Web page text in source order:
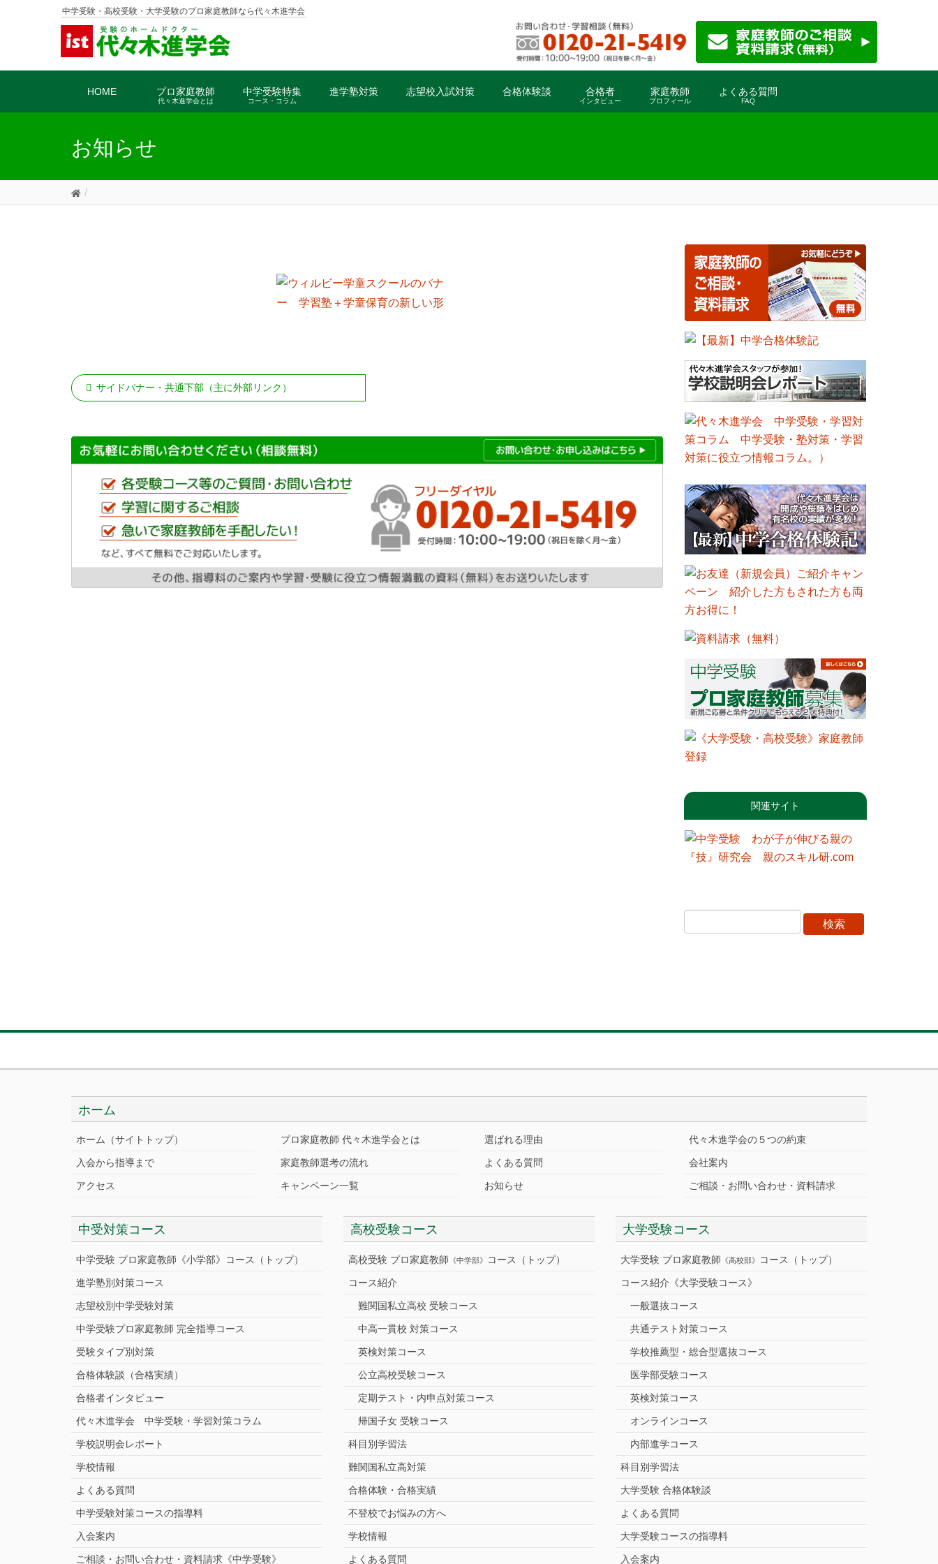
中学受験・高校受験・大学受験のプロ家庭教師なら代々木進学会
HOME プロ家庭教師
代々木進学会とは
中学受験特集
コース・コラム
進学塾対策 志望校入試対策 合格体験談 合格者
インタビュー
家庭教師
プロフィール
よくある質問
FAQ
お知らせ
サイドバナー・共通下部（主に外部リンク）
関連サイト
ホーム
ホーム（サイトトップ） プロ家庭教師 代々木進学会とは 選ばれる理由 代々木進学会の５つの約束
入会から指導まで 家庭教師選考の流れ よくある質問 会社案内
アクセス キャンペーン一覧 お知らせ ご相談・お問い合わせ・資料請求
中受対策コース
中学受験 プロ家庭教師《小学部》 コース （トップ）
進学塾別対策コース
志望校別中学受験対策
中学受験プロ家庭教師 完全指導コース
受験タイプ別対策
合格体験談（合格実績）
合格者インタビュー
代々木進学会 中学受験・学習対策コラム
学校説明会レポート
学校情報
よくある質問
中学受験対策コースの指導料
入会案内
ご相談・お問い合わせ・資料請求《中学受験》
高校受験コース
高校受験 プロ家庭教師 《中学部》 コース（トップ）
コース紹介
難関国私立高校 受験コース
中高一貫校 対策コース
英検対策コース
公立高校受験コース
定期テスト・内申点対策コース
帰国子女 受験コース
科目別学習法
難関国私立高対策
合格体験・合格実績
不登校でお悩みの方へ
学校情報
よくある質問
大学受験コース
大学受験 プロ家庭教師 《高校部》 コース（トップ）
コース紹介《大学受験コース》
一般選抜コース
共通テスト対策コース
学校推薦型・総合型選抜コース
医学部受験コース
英検対策コース
オンラインコース
内部進学コース
科目別学習法
大学受験 合格体験談
よくある質問
大学受験コースの指導料
入会案内